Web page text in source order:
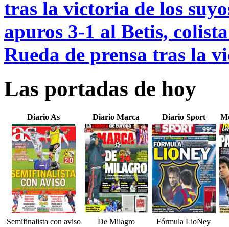
tras la victoria de los
apuros 3-1 al Betis,
Rueda de prensa tras la
Las portadas de hoy
Diario As Diario Marca Diario Sport
Semifinalista con aviso De Milagro Fórmula LioNey